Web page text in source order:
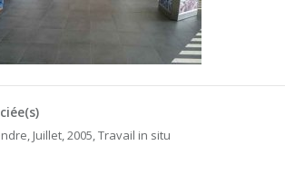
Juillet, 2005, Travail in situ